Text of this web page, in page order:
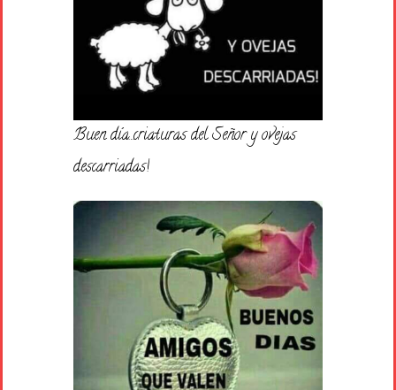
Buen día…criaturas del Señor y ovejas
descarriadas!